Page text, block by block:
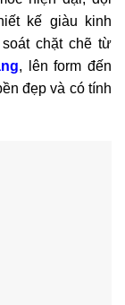
kế giàu kinh
chặt chẽ từ
, lên form đến
đẹp và có tính